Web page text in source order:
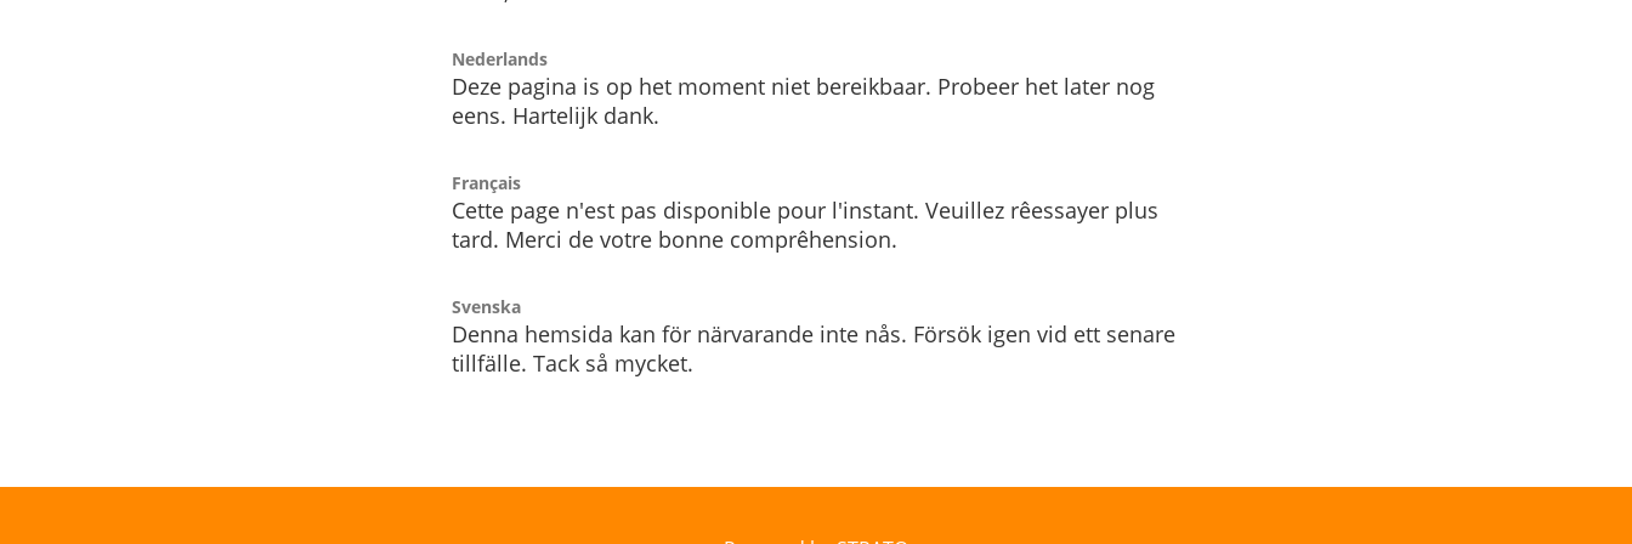
Nederlands
Deze pagina is op het moment niet bereikbaar. Probeer het later nog
eens. Hartelijk dank.
Français
Cette page n'est pas disponible pour l'instant. Veuillez rêessayer plus
tard. Merci de votre bonne comprêhension.
Svenska
Denna hemsida kan för närvarande inte nås. Försök igen vid ett senare
tillfälle. Tack så mycket.